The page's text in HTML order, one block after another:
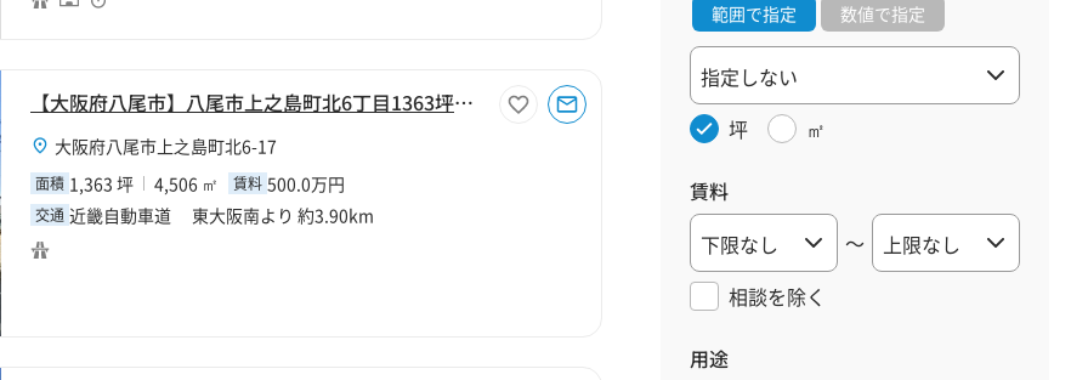
【大阪府八尾市】八尾市上之島町北6丁目1363坪工場
大阪府八尾市上之島町北6-17
面積 1,363 坪 4,506 ㎡ 賃料 500.0万円
交通 近畿自動車道 東大阪南より 約3.90km
範囲で指定 数値で指定
坪 ㎡
賃料
～
相談を除く
用途